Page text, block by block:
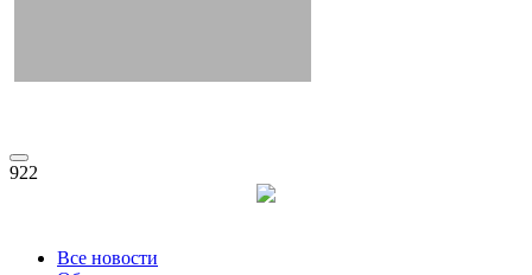
922
Все новости